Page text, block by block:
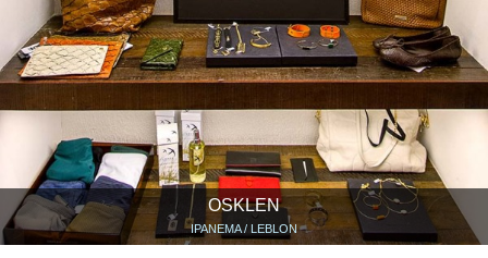
OSKLEN
IPANEMA / LEBLON